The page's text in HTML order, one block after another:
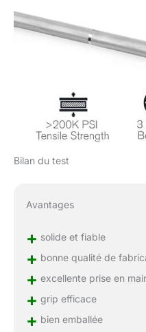
Bilan du test
Avantages
+ solide et fiable
+ bonne qualité de
+ excellente prise en
+ grip efficace
+ bien emballée